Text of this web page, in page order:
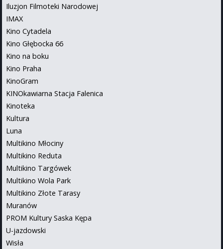
Iluzjon Filmoteki Narodowej
IMAX
Kino Cytadela
Kino Głębocka 66
Kino na boku
Kino Praha
KinoGram
KINOkawiarna Stacja Falenica
Kinoteka
Kultura
Luna
Multikino Młociny
Multikino Reduta
Multikino Targówek
Multikino Wola Park
Multikino Złote Tarasy
Muranów
PROM Kultury Saska Kępa
U-jazdowski
Wisła